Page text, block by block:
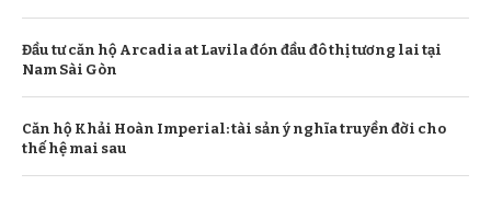
Đầu tư căn hộ Arcadia at Lavila đón đầu đô thị tương lai tại
Nam Sài Gòn
Căn hộ Khải Hoàn Imperial: tài sản ý nghĩa truyền đời cho
thế hệ mai sau